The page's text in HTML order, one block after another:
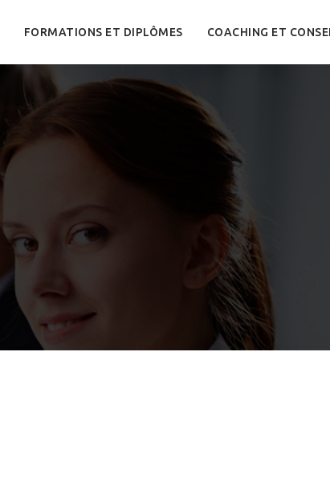
FORMATIONS ET DIPLÔMES COACHING ET